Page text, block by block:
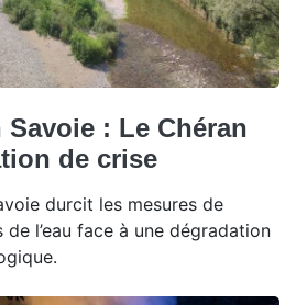
Savoie : Le Chéran
de crise
durcit les mesures de
l’eau face à une dégradation